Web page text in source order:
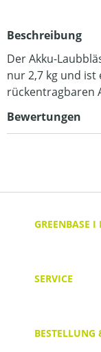
Beschreibung
Der Akku-
nur 2,7 kg und ist
rückentragbaren
Bewertungen
GREENBASE I
SERVICE
BESTELLUNG